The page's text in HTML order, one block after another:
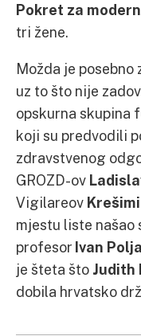
Pokret za
tri žene.
Možda je
uz to što nije
opskurna skupina
koji su predvodili
zdravstvenog
GROZD-ov
Vigilareov
mjestu liste našao
profesor Ivan
je šteta što Judith
dobila hrvatsko